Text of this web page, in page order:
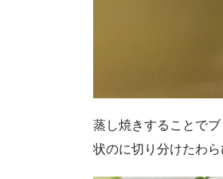
蒸し焼きすることで
状のに切り分けたわ